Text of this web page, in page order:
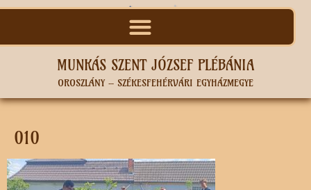
MUNKÁS SZENT JÓZSEF PLÉBÁNIA
OROSZLÁNY – SZÉKESFEHÉRVÁRI EGYHÁZMEGYE
010